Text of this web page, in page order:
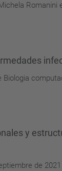
Romanini
y
de